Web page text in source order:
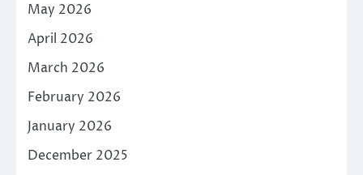
May 2026
April 2026
March 2026
February 2026
January 2026
December 2025